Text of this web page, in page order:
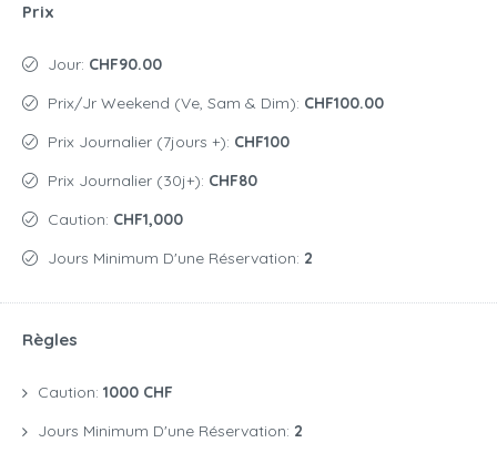
Prix
Jour: CHF90.00
Prix/jr Weekend (Ve, Sam & Dim): CHF100.00
Prix Journalier (7jours +): CHF100
Prix Journalier (30j+): CHF80
Caution: CHF1,000
Jours Minimum D'une Réservation: 2
Règles
Caution: 1000 CHF
Jours Minimum D'une Réservation: 2